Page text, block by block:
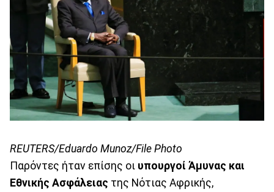
REUTERS/Eduardo Munoz/File Photo
Παρόντες ήταν επίσης οι υπουργοί Άμυνας και
Εθνικής Ασφάλειας της Νότιας Αφρικής,